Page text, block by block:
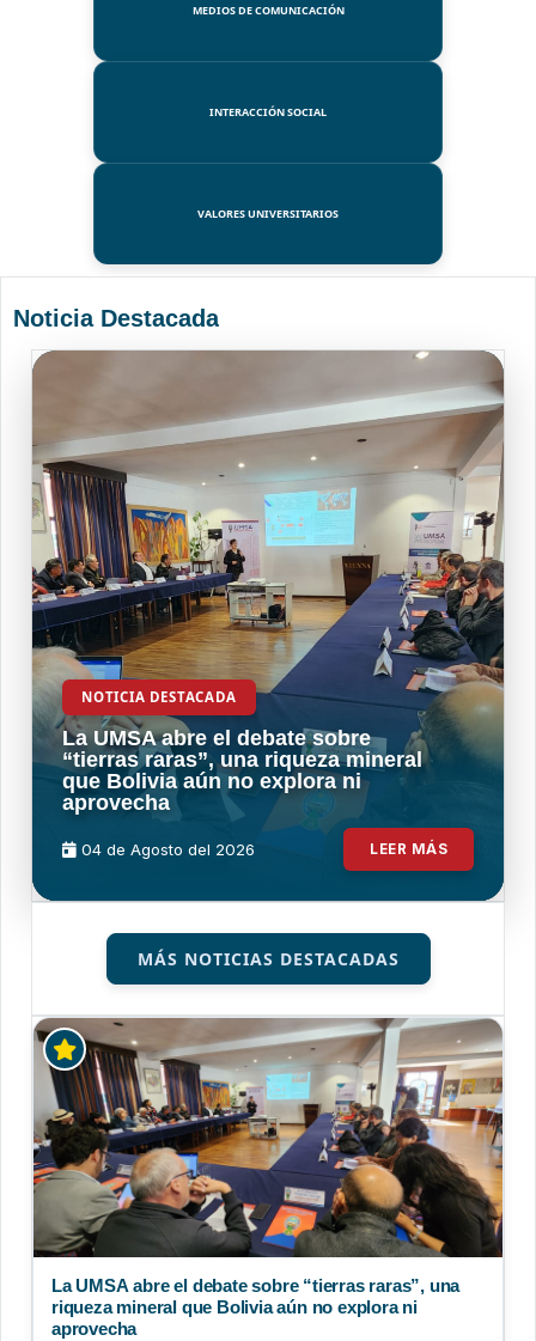
MEDIOS DE COMUNICACIÓN
INTERACCIÓN SOCIAL
VALORES UNIVERSITARIOS
Noticia Destacada
NOTICIA DESTACADA
La UMSA abre el debate sobre
“tierras raras”, una riqueza mineral
que Bolivia aún no explora ni
aprovecha
04 de Agosto del 2026 LEER MÁS
MÁS NOTICIAS DESTACADAS
La UMSA abre el debate sobre “tierras raras”, una
riqueza mineral que Bolivia aún no explora ni
aprovecha